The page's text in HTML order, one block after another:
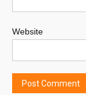
Website